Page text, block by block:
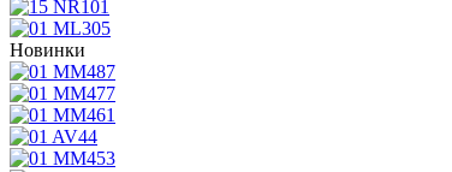
Новинки